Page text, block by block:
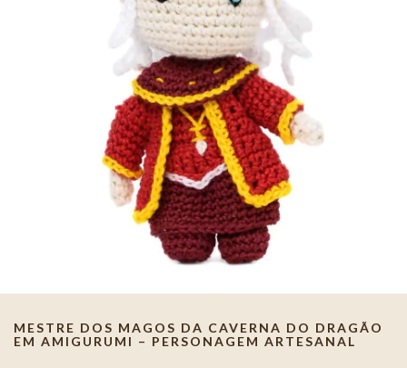
MESTRE DOS MAGOS DA CAVERNA DO DRAGÃO
EM AMIGURUMI – PERSONAGEM ARTESANAL